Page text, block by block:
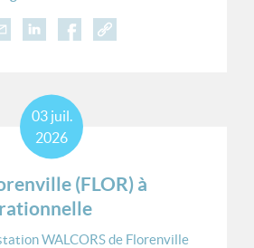
(FLOR) à
03 juil.
2026
WALCORS de Florenville